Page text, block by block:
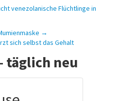
venezolanische Flüchtlinge in
→
sich selbst das Gehalt
täglich neu